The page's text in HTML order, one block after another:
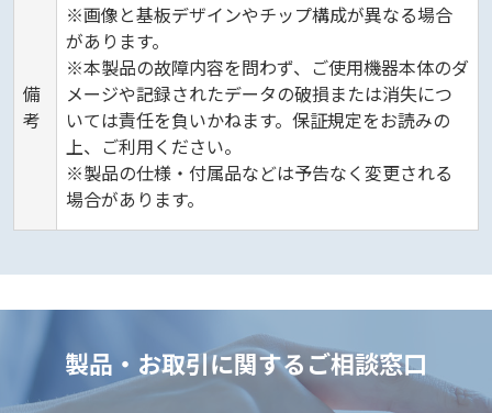
備
考
※画像と基板デザインやチップ構成が異なる場合
があります。
※本製品の故障内容を問わず、ご使用機器本体のダ
メージや記録されたデータの破損または消失につ
いては責任を負いかねます。保証規定をお読みの
上、ご利用ください。
※製品の仕様・付属品などは予告なく変更される
場合があります。
製品・お取引に関するご相談窓口